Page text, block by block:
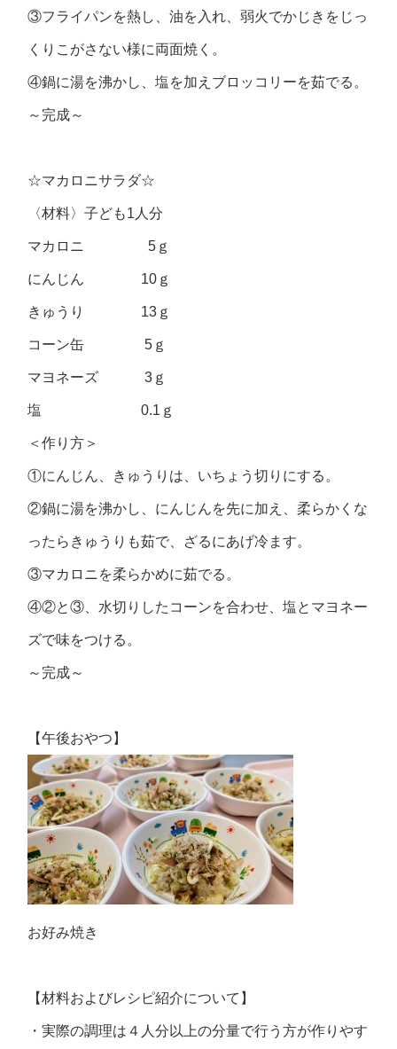
③フライパンを熱し、油を入れ、弱火でかじきをじっ
くりこがさない様に両面焼く。
④鍋に湯を沸かし、塩を加えブロッコリーを茹でる。
～完成～
☆マカロニサラダ☆
〈材料〉子ども1人分
マカロニ 5ｇ
にんじん 10ｇ
きゅうり 13ｇ
コーン缶 5ｇ
マヨネーズ 3ｇ
塩 0.1ｇ
＜作り方＞
①にんじん、きゅうりは、いちょう切りにする。
②鍋に湯を沸かし、にんじんを先に加え、柔らかくな
ったらきゅうりも茹で、ざるにあげ冷ます。
③マカロニを柔らかめに茹でる。
④②と③、水切りしたコーンを合わせ、塩とマヨネー
ズで味をつける。
～完成～
【午後おやつ】
お好み焼き
【材料およびレシピ紹介について】
・実際の調理は４人分以上の分量で行う方が作りやす